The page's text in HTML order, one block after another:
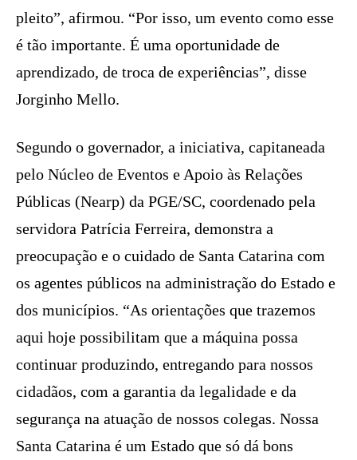
pleito”, afirmou. “Por isso, um evento como esse
é tão importante. É uma oportunidade de
aprendizado, de troca de experiências”, disse
Jorginho Mello.
Segundo o governador, a iniciativa, capitaneada
pelo Núcleo de Eventos e Apoio às Relações
Públicas (Nearp) da PGE/SC, coordenado pela
servidora Patrícia Ferreira, demonstra a
preocupação e o cuidado de Santa Catarina com
os agentes públicos na administração do Estado e
dos municípios. “As orientações que trazemos
aqui hoje possibilitam que a máquina possa
continuar produzindo, entregando para nossos
cidadãos, com a garantia da legalidade e da
segurança na atuação de nossos colegas. Nossa
Santa Catarina é um Estado que só dá bons